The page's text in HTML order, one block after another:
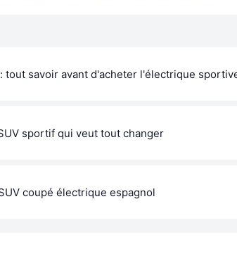
tout savoir avant d'acheter l'électrique
sportif qui veut tout changer
coupé électrique espagnol